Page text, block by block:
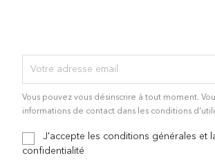
Vous pouvez vous désinscrire à tout moment.
informations de contact dans les conditions
J'accepte les conditions générales et
confidentialité